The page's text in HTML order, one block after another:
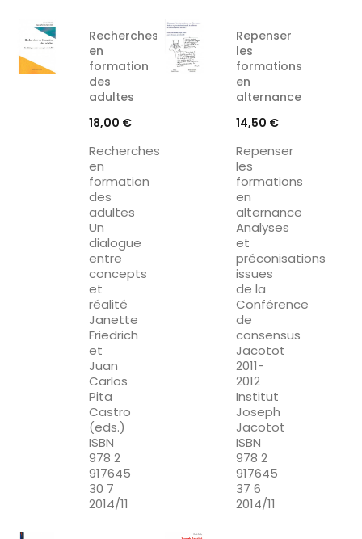
Recherches
en
formation
des
adultes
Prix
18,00 €
Recherches
en
formation
des
adultes
Un
dialogue
entre
concepts
et
réalité
Janette
Friedrich
et
Juan
Carlos
Pita
Castro
(eds.)
ISBN
978 2
917645
30 7
2014/11
Repenser
les
formations
en
alternance
Prix
14,50 €
Repenser
les
formations
en
alternance
Analyses
et
préconisations
issues
de la
Conférence
de
consensus
Jacotot
2011-
2012
Institut
Joseph
Jacotot
ISBN
978 2
917645
37 6
2014/11